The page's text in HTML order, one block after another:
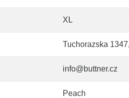
XL
Tuchorazska
info@buttner.cz
Peach